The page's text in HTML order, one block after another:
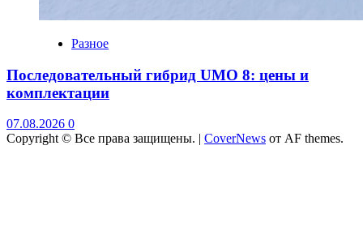
Разное
Последовательный гибрид UMO 8: цены и
комплектации
07.08.2026 0
Copyright © Все права защищены. | CoverNews от AF themes.